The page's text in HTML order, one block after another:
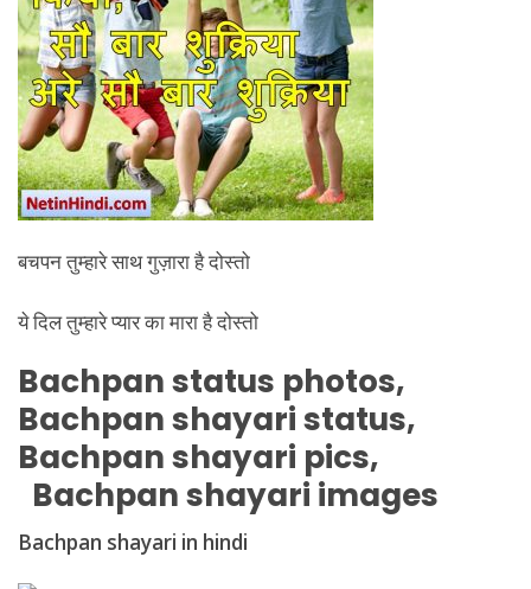
बचपन तुम्हारे साथ गुज़ारा है दोस्तो
ये दिल तुम्हारे प्यार का मारा है दोस्तो
Bachpanstatus photos,
Bachpanshayari status,
Bachpanshayari pics,
Bachpanshayari images
Bachpan shayari in hindi